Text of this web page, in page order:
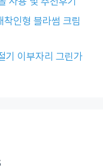
인형 블라썸 크림
기 이부자리 그린가